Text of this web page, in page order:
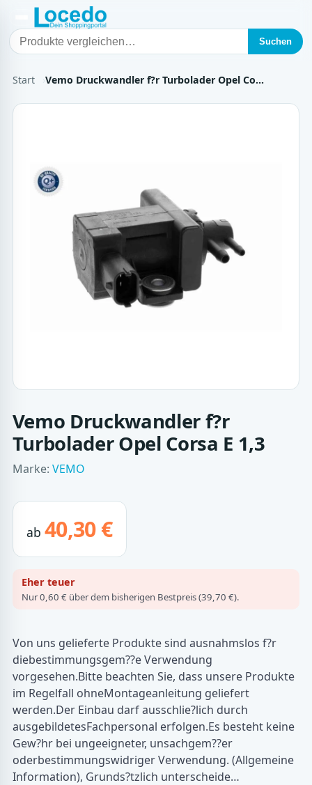
Suchen
Start Vemo Druckwandler f?r Turbolader Opel Co…
Vemo Druckwandler f?r
Turbolader Opel Corsa E 1,3
Marke: VEMO
ab 40,30 €
Eher teuer
Nur 0,60 € über dem bisherigen Bestpreis (39,70 €).
Von uns gelieferte Produkte sind ausnahmslos f?r
diebestimmungsgem??e Verwendung
vorgesehen.Bitte beachten Sie, dass unsere Produkte
im Regelfall ohneMontageanleitung geliefert
werden.Der Einbau darf ausschlie?lich durch
ausgebildetesFachpersonal erfolgen.Es besteht keine
Gew?hr bei ungeeigneter, unsachgem??er
oderbestimmungswidriger Verwendung. (Allgemeine
Information), Grunds?tzlich unterscheide…